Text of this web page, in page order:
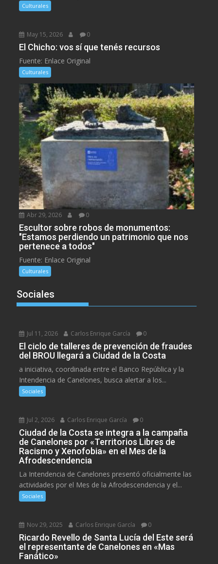
Culturales
May 15, 2026 0
El Chicho: vos sí que tenés recursos
Fuente: Enlace Original
Culturales
Abr 29, 2026 0
Escultor sobre robos de monumentos:
"Estamos perdiendo un patrimonio que nos
pertenece a todos"
Fuente: Enlace Original
Culturales
Sociales
Jul 11, 2026 Carlos Enrique García 0
El ciclo de talleres de prevención de fraudes
del BROU llegará a Ciudad de la Costa
a iniciativa, coordinada entre el Banco República y la
Intendencia de Canelones, busca alertar a los...
Sociales
Jul 2, 2026 Carlos Enrique García 0
Ciudad de la Costa se integra a la campaña
de Canelones por «Territorios Libres de
Racismo y Xenofobia» en el Mes de la
Afrodescendencia
La Intendencia de Canelones presentó oficialmente las
actividades por el Mes de la Afrodescendencia y el...
Sociales
Nov 29, 2025 Carlos Enrique García 0
Ricardo Revello de Santa Lucía del Este será
el representante de Canelones en «Mas
Fanático»